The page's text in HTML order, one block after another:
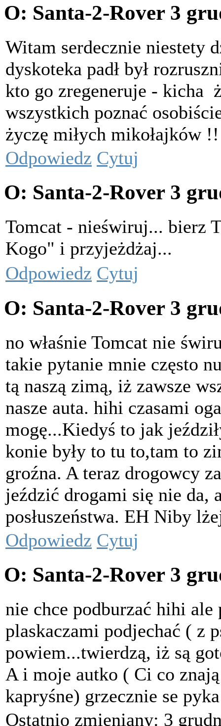
O: Santa-2-Rover 3
Witam serdecznie niestety
dyskoteka padł był
kto go zregeneruje - kicha
wszystkich poznać
życzę miłych mikołajków
Odpowiedz Cytuj
O: Santa-2-Rover 3
Tomcat - nieświruj... bierz
Kogo" i przyjeżdżaj...
Odpowiedz Cytuj
O: Santa-2-Rover 3
no właśnie Tomcat nie
takie pytanie mnie często
tą naszą zimą, iż zawsze
nasze auta. hihi czasami
mogę...Kiedyś to jak
konie były to tu to,tam to
groźna. A teraz drogowcy
jeździć drogami się nie da,
posłuszeństwa. EH Niby
Odpowiedz Cytuj
O: Santa-2-Rover 3
nie chce podburzać hihi
plaskaczami podjechać ( z
powiem...twierdzą, iż są
A i moje autko ( Ci co
kapryśne) grzecznie se
Ostatnio zmieniany: 3